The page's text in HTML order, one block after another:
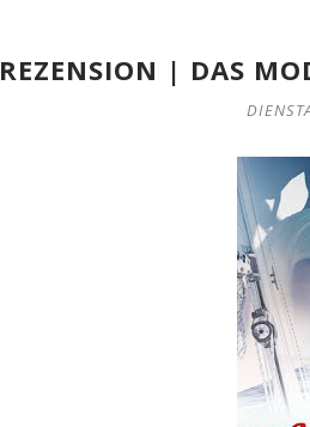
REZENSION | DAS